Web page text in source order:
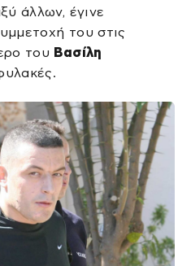
άλλων, έγινε
του στις
του Βασίλη